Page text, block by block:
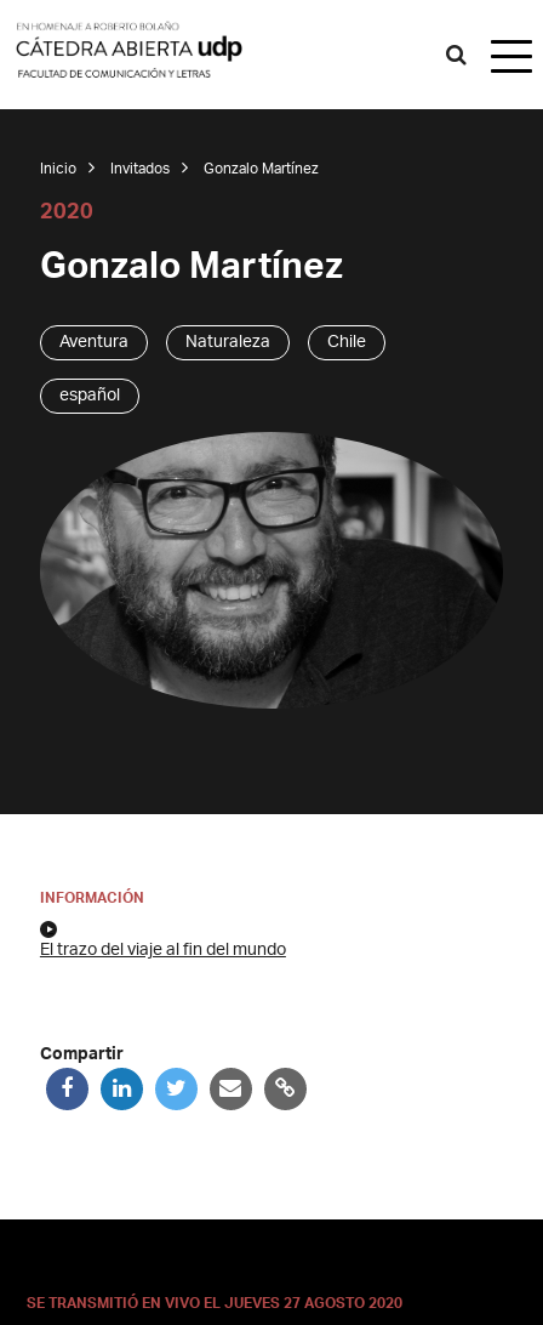
Inicio Invitados Gonzalo Martínez
2020
Gonzalo Martínez
Aventura Naturaleza Chile
español
INFORMACIÓN
El trazo del viaje al fin del mundo
Compartir
SE TRANSMITIÓ EN VIVO EL JUEVES 27 AGOSTO 2020